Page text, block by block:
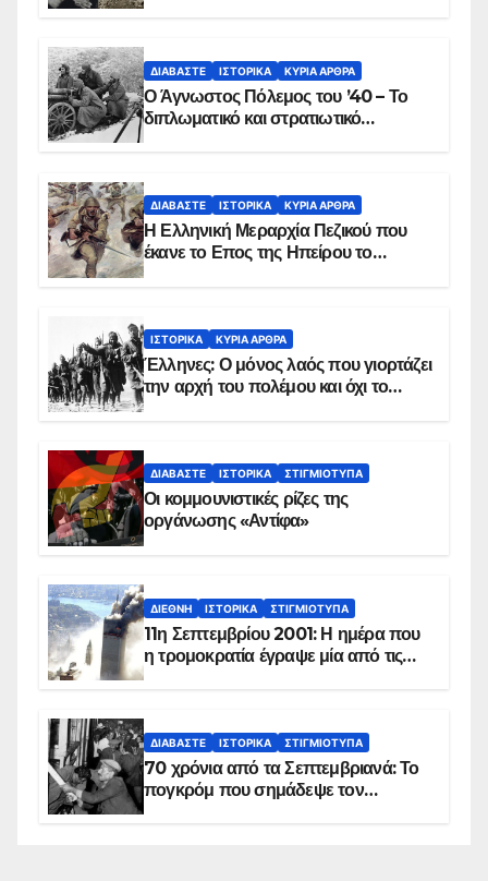
ΔΙΑΒΆΣΤΕ ΙΣΤΟΡΙΚΆ ΚΥΡΙΑ ΑΡΘΡΑ
Ο Άγνωστος Πόλεμος του ’40 – Το
διπλωματικό και στρατιωτικό
ΔΙΑΒΆΣΤΕ ΙΣΤΟΡΙΚΆ ΚΥΡΙΑ ΑΡΘΡΑ
Η Ελληνική Μεραρχία Πεζικού που
έκανε το Επος της Ηπείρου το
ΙΣΤΟΡΙΚΆ ΚΥΡΙΑ ΑΡΘΡΑ
Έλληνες: Ο μόνος λαός που γιορτάζει
την αρχή του πολέμου και όχι το
ΔΙΑΒΆΣΤΕ ΙΣΤΟΡΙΚΆ ΣΤΙΓΜΙΌΤΥΠΑ
Οι κομμουνιστικές ρίζες της
οργάνωσης «Αντίφα»
ΔΙΕΘΝΉ ΙΣΤΟΡΙΚΆ ΣΤΙΓΜΙΌΤΥΠΑ
11η Σεπτεμβρίου 2001: Η ημέρα που
η τρομοκρατία έγραψε μία από τις
ΔΙΑΒΆΣΤΕ ΙΣΤΟΡΙΚΆ ΣΤΙΓΜΙΌΤΥΠΑ
70 χρόνια από τα Σεπτεμβριανά: Το
πογκρόμ που σημάδεψε τον